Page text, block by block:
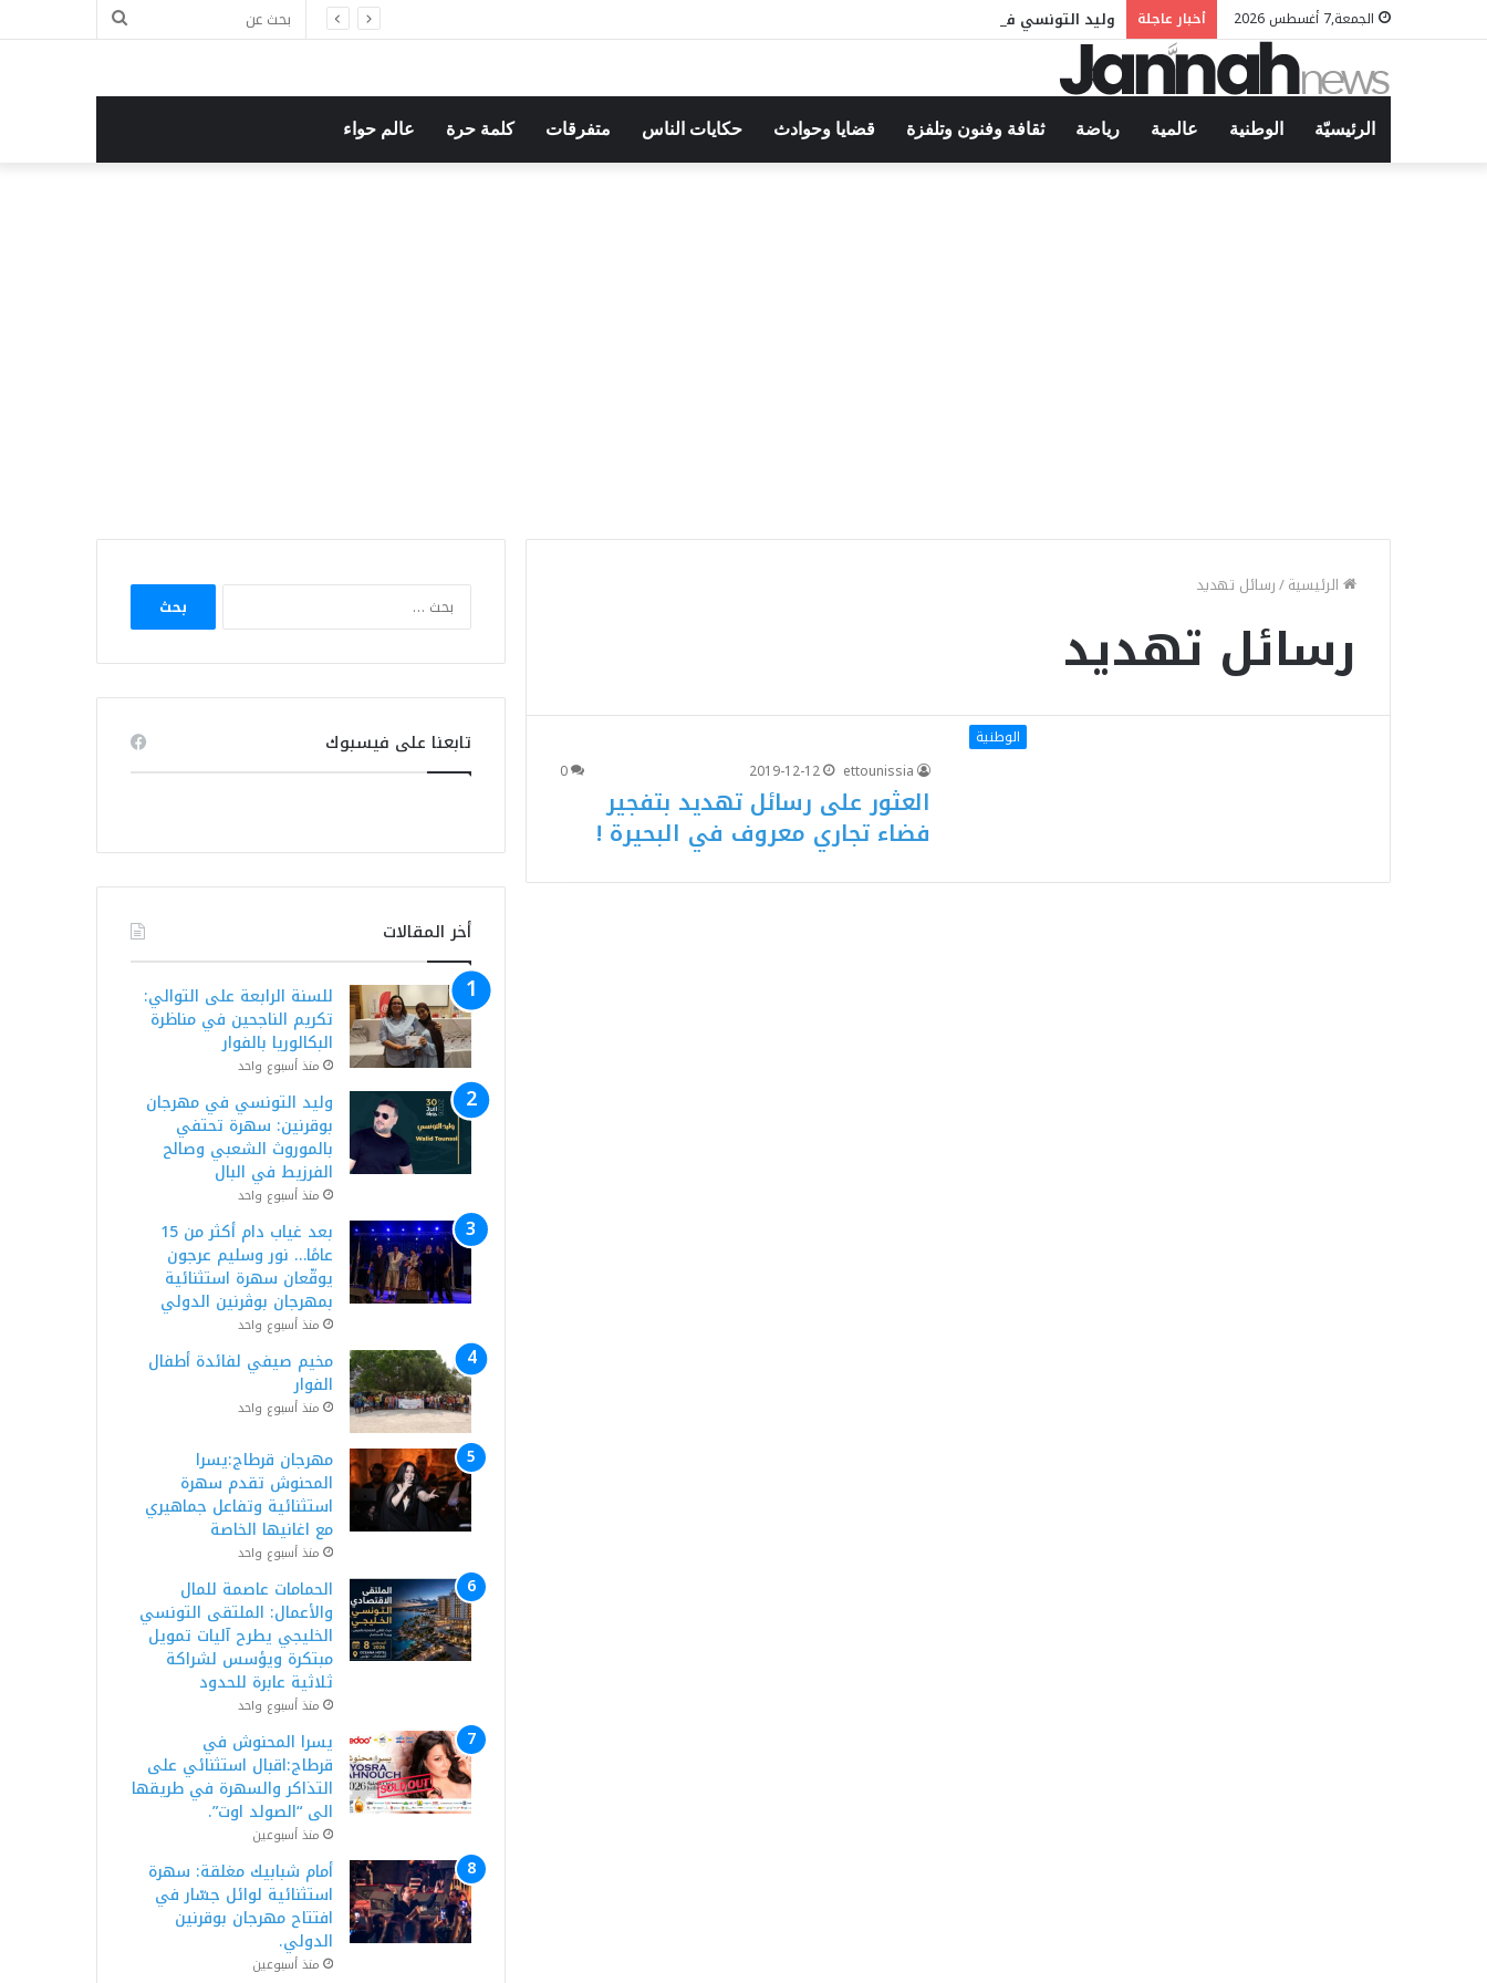
الجمعة,7 أغسطس 2026 أخبار عاجلة وليد التونسي في مهرجان بوقرنين: سهرة تحتفي بالموروث الشعبي وصالح الفرزيط في البال
بحث
الرئيسيّة الوطنية عالمية رياضة ثقافة وفنون وتلفزة قضايا وحوادث حكايات الناس متفرقات كلمة حرة عالم حواء
الرئيسية/رسائل تهديد
رسائل تهديد
الوطنية
ettounissia
2019-12-12
0
العثور على رسائل تهديد بتفجير
فضاء تجاري معروف في البحيرة !
البحث
تابعنا على فيسبوك
أخر المقالات
للسنة الرابعة على التوالي:
تكريم الناجحين في مناظرة
البكالوريا بالفوار
منذ أسبوع واحد
وليد التونسي في مهرجان
بوقرنين: سهرة تحتفي
بالموروث الشعبي وصالح
الفرزيط في البال
منذ أسبوع واحد
بعد غياب دام أكثر من 15
عامًا… نور وسليم عرجون
يوقّعان سهرة استثنائية
بمهرجان بوڨرنين الدولي
منذ أسبوع واحد
مخيم صيفي لفائدة أطفال
الفوار
منذ أسبوع واحد
مهرجان قرطاج:يسرا
المحنوش تقدم سهرة
استثنائية وتفاعل جماهيري
مع اغانيها الخاصة
منذ أسبوع واحد
الحمامات عاصمة للمال
والأعمال: الملتقى التونسي
الخليجي يطرح آليات تمويل
مبتكرة ويؤسس لشراكة
ثلاثية عابرة للحدود
منذ أسبوع واحد
يسرا المحنوش في
قرطاج:اقبال استثنائي على
التذاكر والسهرة في طريقها
الى “الصولد اوت”.
منذ أسبوعين
أمام شبابيك مغلقة: سهرة
استثنائية لوائل جسّار في
افتتاح مهرجان بوقرنين
الدولي.
منذ أسبوعين